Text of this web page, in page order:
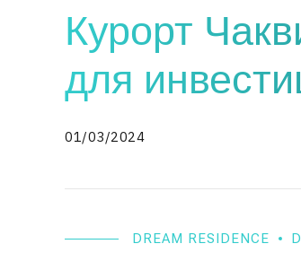
Курорт
для
01/03/2024
DREAM RESIDENCE